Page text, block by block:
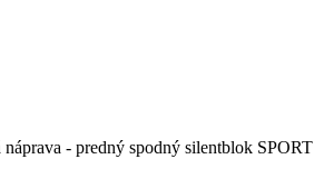
náprava - predný spodný silentblok SPORT